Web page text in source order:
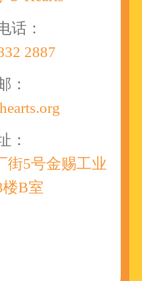
话：
2887
：
：
街5号金赐工业
B室